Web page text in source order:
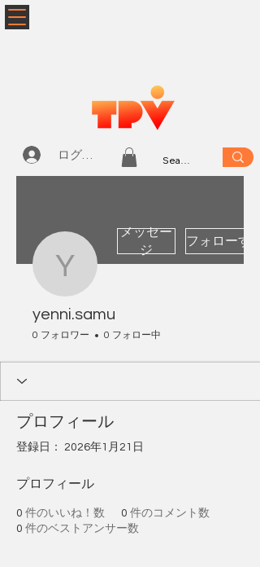
ログイン
yenni.samu
メッセー
ジ
フォローする
yenni.samu
0 フォロワー 0 フォロー中
プロフィール
登録日： 2026年1月21日
プロフィール
0 件のいいね！数 0 件のコメント数
0 件のベストアンサー数